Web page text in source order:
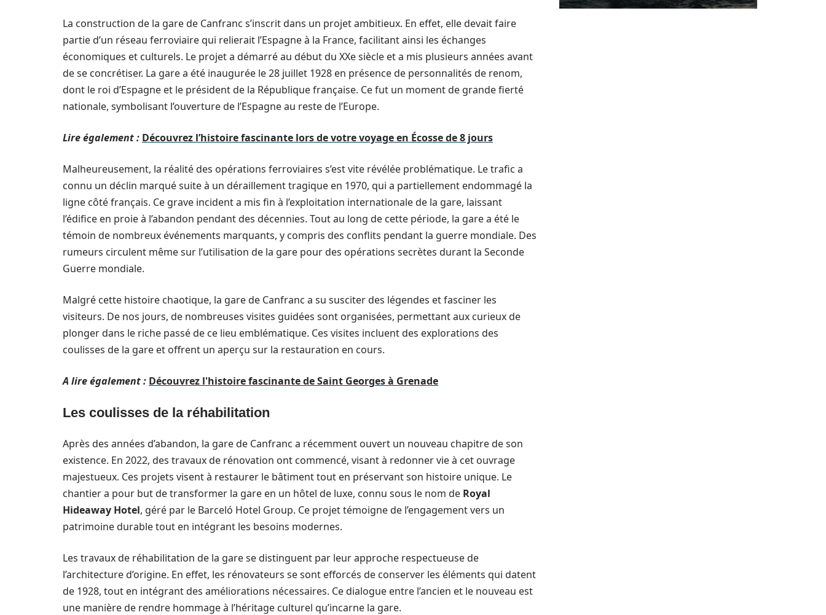
La construction de la gare de Canfranc s’inscrit dans un projet ambitieux. En effet, elle devait faire
partie d’un réseau ferroviaire qui relierait l’Espagne à la France, facilitant ainsi les échanges
économiques et culturels. Le projet a démarré au début du XXe siècle et a mis plusieurs années avant
de se concrétiser. La gare a été inaugurée le 28 juillet 1928 en présence de personnalités de renom,
dont le roi d’Espagne et le président de la République française. Ce fut un moment de grande fierté
nationale, symbolisant l’ouverture de l’Espagne au reste de l’Europe.
Lire également : Découvrez l’histoire fascinante lors de votre voyage en Écosse de 8 jours
Malheureusement, la réalité des opérations ferroviaires s’est vite révélée problématique. Le trafic a
connu un déclin marqué suite à un déraillement tragique en 1970, qui a partiellement endommagé la
ligne côté français. Ce grave incident a mis fin à l’exploitation internationale de la gare, laissant
l’édifice en proie à l’abandon pendant des décennies. Tout au long de cette période, la gare a été le
témoin de nombreux événements marquants, y compris des conflits pendant la guerre mondiale. Des
rumeurs circulent même sur l’utilisation de la gare pour des opérations secrètes durant la Seconde
Guerre mondiale.
Malgré cette histoire chaotique, la gare de Canfranc a su susciter des légendes et fasciner les
visiteurs. De nos jours, de nombreuses visites guidées sont organisées, permettant aux curieux de
plonger dans le riche passé de ce lieu emblématique. Ces visites incluent des explorations des
coulisses de la gare et offrent un aperçu sur la restauration en cours.
A lire également : Découvrez l'histoire fascinante de Saint Georges à Grenade
Les coulisses de la réhabilitation
Après des années d’abandon, la gare de Canfranc a récemment ouvert un nouveau chapitre de son
existence. En 2022, des travaux de rénovation ont commencé, visant à redonner vie à cet ouvrage
majestueux. Ces projets visent à restaurer le bâtiment tout en préservant son histoire unique. Le
chantier a pour but de transformer la gare en un hôtel de luxe, connu sous le nom de Royal
Hideaway Hotel, géré par le Barceló Hotel Group. Ce projet témoigne de l’engagement vers un
patrimoine durable tout en intégrant les besoins modernes.
Les travaux de réhabilitation de la gare se distinguent par leur approche respectueuse de
l’architecture d’origine. En effet, les rénovateurs se sont efforcés de conserver les éléments qui datent
de 1928, tout en intégrant des améliorations nécessaires. Ce dialogue entre l’ancien et le nouveau est
une manière de rendre hommage à l’héritage culturel qu’incarne la gare.